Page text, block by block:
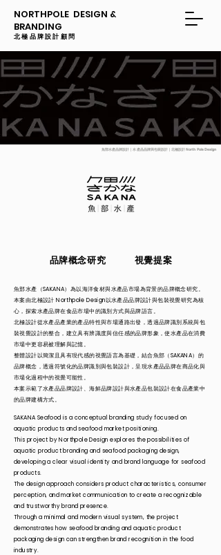
NORTHPOLE DESIGN &
BRANDING
​​北極品牌設計顧問
魚部水產品牌設計｜水產品品牌與包裝設計｜北極設計 North Pole Design
品牌概念研究 視覺提案
魚部水產（SAKANA）為以海洋食材與水產品市場為背景的品牌概念研究。
本案由北極設計 Northpole Design以水產品品牌設計與包裝視覺研究為核
心，探索水產品牌在食品市場中的識別方式與品牌語言。
北極設計從水產品產業的產品特性與市場通路出發，透過品牌識別系統與包
裝視覺設計的整合，建立具有辨識度與信任感的品牌形象，使水產品在消費
市場中更容易被理解與記憶。
整體設計以簡潔且具有現代感的視覺語言為基礎，結合魚部（SAKANA）的
品牌概念，透過符號化的品牌識別與包裝設計，呈現水產品品牌在商品化與
市場化過程中的視覺可能性。
本案示範了水產品品牌設計、海鮮品牌設計與水產品包裝設計在食品產業中
的品牌建構方式。
SAKANA Seafood is a conceptual branding study focused on
aquatic products and seafood market positioning.
This project by Northpole Design explores the possibilities of
aquatic product branding and seafood packaging design,
developing a clear visual identity and brand language for seafood
products.
The design approach considers product characteristics, consumer
perception, and market communication to create a recognizable
and trustworthy brand presence.
Through a minimal and modern visual system, the project
demonstrates how seafood branding and aquatic product
packaging design can strengthen brand recognition in the food
industry.